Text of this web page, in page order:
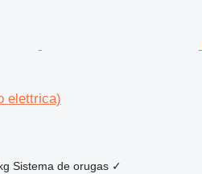
elettrica)
Sistema de orugas ✓